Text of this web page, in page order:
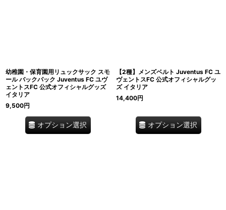
幼稚園・保育園用リュックサック スモ
ール バックパック Juventus FC ユヴ
ェントスFC 公式オフィシャルグッズ
イタリア
9,500円
オプション選択
【2種】メンズベルト Juventus FC ユ
ヴェントスFC 公式オフィシャルグッ
ズ イタリア
14,400円
オプション選択